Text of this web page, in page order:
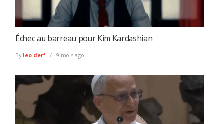
Échec au barreau pour Kim Kardashian
By leo derf 9 mois ago